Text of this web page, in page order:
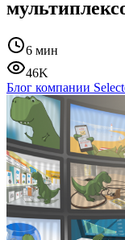
6 мин
46K
Блог компании